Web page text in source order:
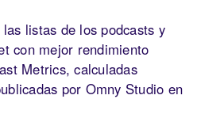
listas de los podcasts y
con mejor rendimiento
Metrics, calculadas
por Omny Studio en